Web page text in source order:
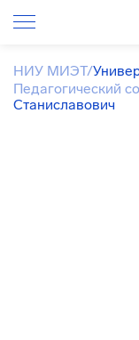
НИУ МИЭТ/
Педагогический
Станиславович